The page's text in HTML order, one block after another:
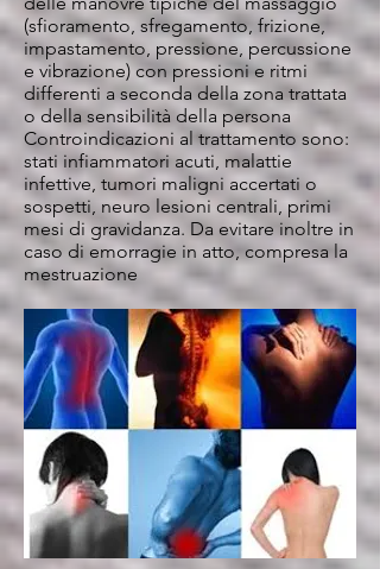
(sfioramento, sfregamento, frizione,
impastamento, pressione, percussione
e vibrazione) con pressioni e ritmi
differenti a seconda della zona trattata
o della sensibilità della persona
Controindicazioni al trattamento sono:
stati infiammatori acuti, malattie
infettive, tumori maligni accertati o
sospetti, neuro lesioni centrali, primi
mesi di gravidanza. Da evitare inoltre in
caso di emorragie in atto, compresa la
mestruazione